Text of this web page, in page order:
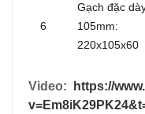
6
Gạch đặc
105mm:
220x105x60
Video:
https://